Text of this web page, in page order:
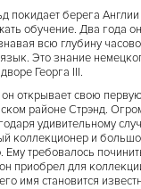
покидает берега Англии
обучение. Два года
всю глубину
Это знание
Георга III.
он открывает свою
районе Стрэнд.
удивительному
коллекционер и
требовалось
приобрел для
имя становится